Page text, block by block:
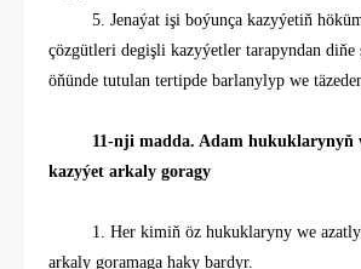
5. Jenaýat işi boýunça kazyýetiň
çözgütleri degişli kazyýetler tarapyndan diňe
öňünde tutulan tertipde barlanylyp we
11-nji madda. Adam hukuklarynyň
kazyýet arkaly goragy
1. Her kimiň öz hukuklaryny we
arkaly goramaga haky bardyr.